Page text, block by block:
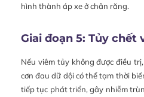
hình thành áp xe ở chân răng.
Giai đoạn 5: Tủy chết
Nếu viêm tủy không được điều
cơn đau dữ dội có thể tạm thời
tiếp tục phát triển, gây nhiễm